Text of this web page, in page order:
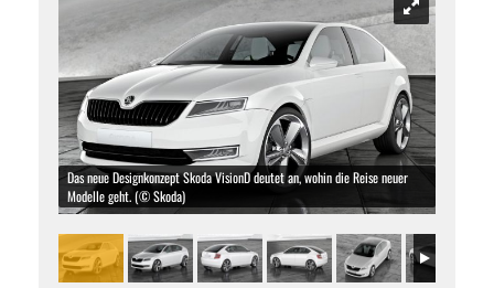
Das neue Designkonzept Skoda VisionD deutet an, wohin die Reise neuer
Modelle geht. (© Skoda)